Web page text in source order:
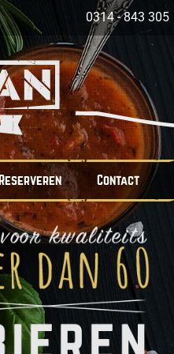
0314 - 843 305
Reserveren Contact